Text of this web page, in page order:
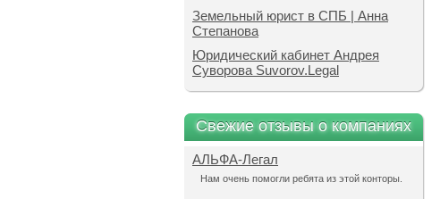
Земельный юрист в СПБ | Анна
Степанова
Юридический кабинет Андрея
Суворова Suvorov.Legal
Свежие отзывы о компаниях
АЛЬФА-Легал
Нам очень помогли ребята из этой конторы.